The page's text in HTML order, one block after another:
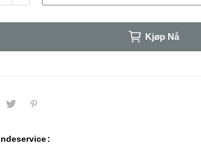
Kjøp Nå